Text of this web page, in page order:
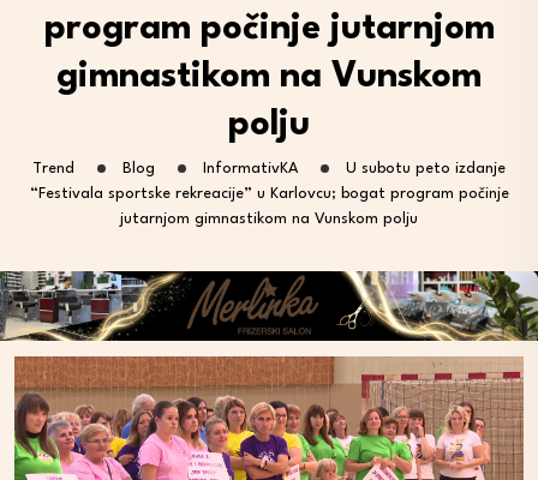
program počinje jutarnjom
gimnastikom na Vunskom
polju
Trend Blog InformativKA
U subotu peto izdanje
“Festivala sportske rekreacije” u Karlovcu; bogat program počinje
jutarnjom gimnastikom na Vunskom polju